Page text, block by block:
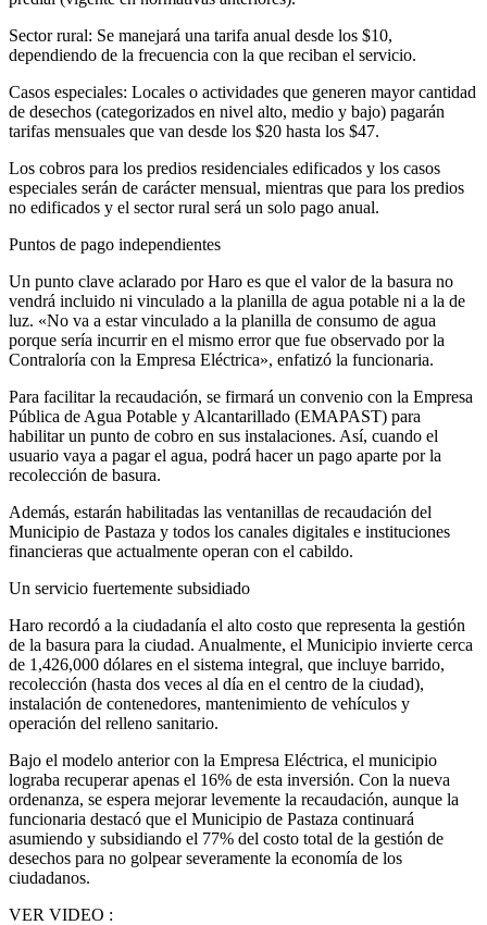
Sector rural: Se manejará una tarifa anual desde los $10,
dependiendo de la frecuencia con la que reciban el servicio.
Casos especiales: Locales o actividades que generen mayor cantidad
de desechos (categorizados en nivel alto, medio y bajo) pagarán
tarifas mensuales que van desde los $20 hasta los $47.
Los cobros para los predios residenciales edificados y los casos
especiales serán de carácter mensual, mientras que para los predios
no edificados y el sector rural será un solo pago anual.
Puntos de pago independientes
Un punto clave aclarado por Haro es que el valor de la basura no
vendrá incluido ni vinculado a la planilla de agua potable ni a la de
luz. «No va a estar vinculado a la planilla de consumo de agua
porque sería incurrir en el mismo error que fue observado por la
Contraloría con la Empresa Eléctrica», enfatizó la funcionaria.
Para facilitar la recaudación, se firmará un convenio con la Empresa
Pública de Agua Potable y Alcantarillado (EMAPAST) para
habilitar un punto de cobro en sus instalaciones. Así, cuando el
usuario vaya a pagar el agua, podrá hacer un pago aparte por la
recolección de basura.
Además, estarán habilitadas las ventanillas de recaudación del
Municipio de Pastaza y todos los canales digitales e instituciones
financieras que actualmente operan con el cabildo.
Un servicio fuertemente subsidiado
Haro recordó a la ciudadanía el alto costo que representa la gestión
de la basura para la ciudad. Anualmente, el Municipio invierte cerca
de 1,426,000 dólares en el sistema integral, que incluye barrido,
recolección (hasta dos veces al día en el centro de la ciudad),
instalación de contenedores, mantenimiento de vehículos y
operación del relleno sanitario.
Bajo el modelo anterior con la Empresa Eléctrica, el municipio
lograba recuperar apenas el 16% de esta inversión. Con la nueva
ordenanza, se espera mejorar levemente la recaudación, aunque la
funcionaria destacó que el Municipio de Pastaza continuará
asumiendo y subsidiando el 77% del costo total de la gestión de
desechos para no golpear severamente la economía de los
ciudadanos.
VER VIDEO :